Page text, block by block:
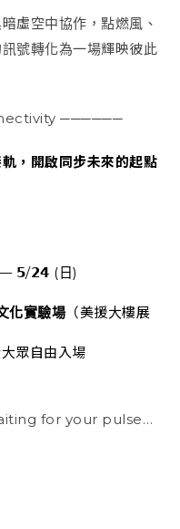
虛空中協作，點燃風、
號轉化為一場輝映彼此
──────
，開啟同步未來的起點
𝟱/𝟮𝟰 (日)
化實驗場 （美援大樓展
眾自由入場
for your pulse…